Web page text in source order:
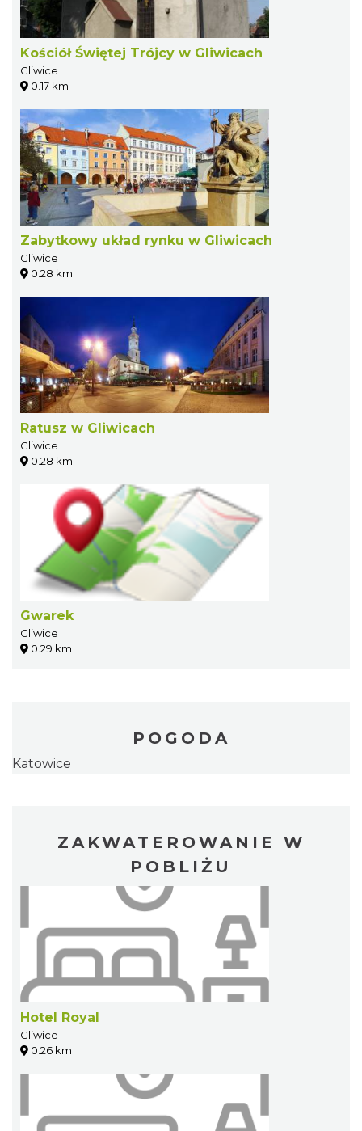
Kościół Świętej Trójcy w Gliwicach
Gliwice
0.17 km
Zabytkowy układ rynku w Gliwicach
Gliwice
0.28 km
Ratusz w Gliwicach
Gliwice
0.28 km
Gwarek
Gliwice
0.29 km
POGODA
Katowice
ZAKWATEROWANIE W
POBLIŻU
Hotel Royal
Gliwice
0.26 km